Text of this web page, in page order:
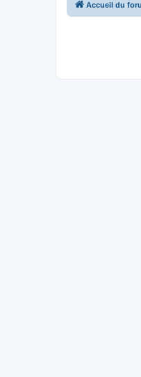
Accueil du